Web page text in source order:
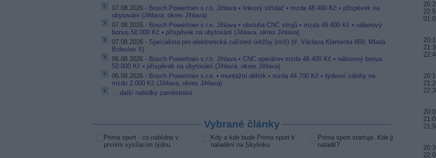
07.08.2026 - Bosch Powertrain s.r.o. Jihlava • linkový střídač • mzda 48.400 Kč • příspěvek na
ubytování (Jihlava, okres Jihlava)
07.08.2026 - Bosch Powertrain s.r.o. Jihlava • obsluha CNC strojů • mzda 48.400 Kč • náborový
bonus 50.000 Kč • příspěvek na ubytování (Jihlava, okres Jihlava)
07.08.2026 - Specialista pro elektronická zařízení údržby (m/ž) (tř. Václava Klementa 869, Mladá
Boleslav II)
06.08.2026 - Bosch Powertrain s.r.o. Jihlava • CNC operátor• mzda 48.400 Kč • náborový bonus
50.000 Kč • příspěvek na ubytování (Jihlava, okres Jihlava)
06.08.2026 - Bosch Powertrain s.r.o. • montážní dělník • mzda 44.700 Kč • týdenní zálohy na
mzdu 2.000 Kč (Jihlava, okres Jihlava)
... další nabídky zaměstnání
Vybrané články